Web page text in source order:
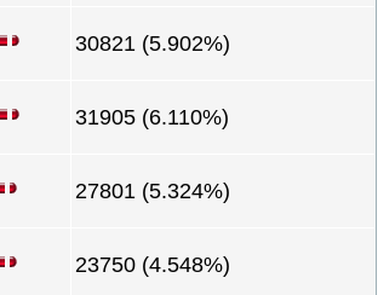
30821 (5.902%)
31905 (6.110%)
27801 (5.324%)
23750 (4.548%)